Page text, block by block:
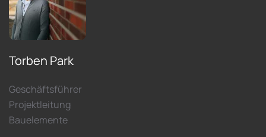
Torben Park
Geschäftsführer
Projektleitung
Bauelemente